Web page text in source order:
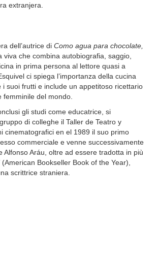
extranjera.
dell’autrice di Como agua para chocolate,
viva che combina autobiografia, saggio,
in prima persona al lettore quasi a
ci spiega l’importanza della cucina
suoi frutti e include un appetitoso ricettario
femminile del mondo.
gli studi come educatrice, si
di colleghe il Taller de Teatro y
cinematografici en el 1989 il suo primo
commerciale e venne successivamente
Alfonso Aráu, oltre ad essere tradotta in più
Bookseller Book of the Year),
scrittrice straniera.